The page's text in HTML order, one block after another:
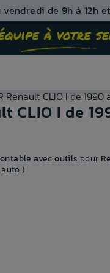
de 9h à 12h et
Renault CLIO I de
CLIO I de
avec outils pour
auto )